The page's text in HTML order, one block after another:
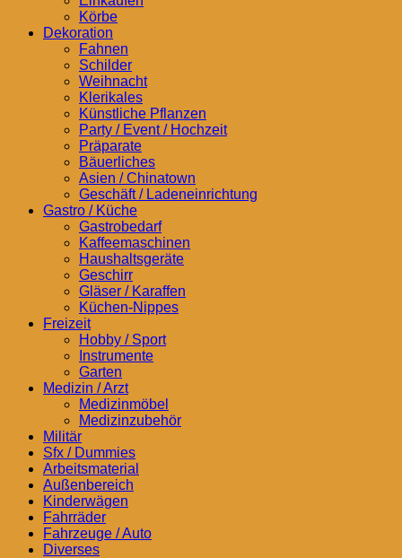
Körbe
Dekoration
Fahnen
Schilder
Weihnacht
Klerikales
Künstliche Pflanzen
Party / Event / Hochzeit
Präparate
Bäuerliches
Asien / Chinatown
Geschäft / Ladeneinrichtung
Gastro / Küche
Gastrobedarf
Kaffeemaschinen
Haushaltsgeräte
Geschirr
Gläser / Karaffen
Küchen-Nippes
Freizeit
Hobby / Sport
Instrumente
Garten
Medizin / Arzt
Medizinmöbel
Medizinzubehör
Militär
Sfx / Dummies
Arbeitsmaterial
Außenbereich
Kinderwägen
Fahrräder
Fahrzeuge / Auto
Diverses